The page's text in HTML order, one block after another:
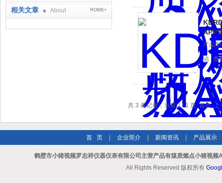
相关文章 About ROME+
APP
产品型
查
共 3 条记录，当前 1 / 1 页 首页
首 页 企业简介 新闻资讯 产品展示
鹤壁市小猪视频罗志祥仪器仪表有限公司主营产品有煤质燃点小猪视
All Rights Reserved 版权所有